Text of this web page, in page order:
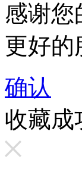
感谢您
更好的
确认
收藏成